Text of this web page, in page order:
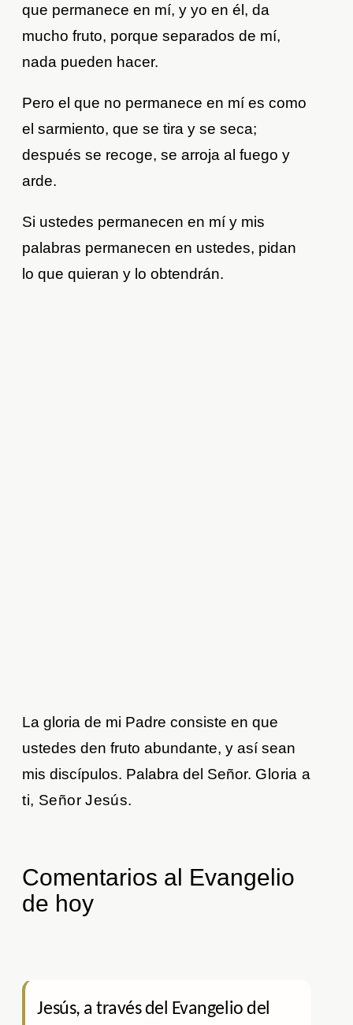
que permanece en mí, y yo en él, da
mucho fruto, porque separados de mí,
nada pueden hacer.
Pero el que no permanece en mí es como
el sarmiento, que se tira y se seca;
después se recoge, se arroja al fuego y
arde.
Si ustedes permanecen en mí y mis
palabras permanecen en ustedes, pidan
lo que quieran y lo obtendrán.
La gloria de mi Padre consiste en que
ustedes den fruto abundante, y así sean
mis discípulos. Palabra del Señor. Gloria a
ti, Señor Jesús.
Comentarios al Evangelio
de hoy
Jesús, a través del Evangelio del